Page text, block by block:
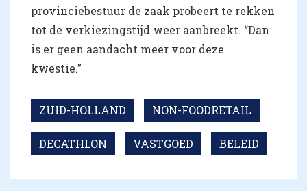
provinciebestuur de zaak probeert te rekken
tot de verkiezingstijd weer aanbreekt. “Dan
is er geen aandacht meer voor deze
kwestie.”
ZUID-HOLLAND NON-FOODRETAIL
DECATHLON VASTGOED BELEID